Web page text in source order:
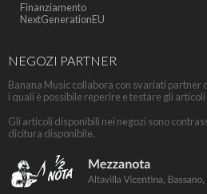
Finanziamento
NextGenerationEU
NEGOZI PARTNER
Banana Music collabora con svariati
i quali è possibile reperire e testare gli
Gli articoli disponibili nei negozi sono
dicitura disponibile.